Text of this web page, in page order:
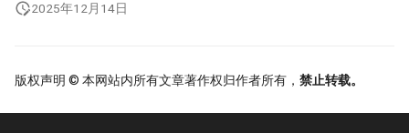
2025年12月14日
版权声明 © 本网站内所有文章著作权归作者所有， 禁止转载。